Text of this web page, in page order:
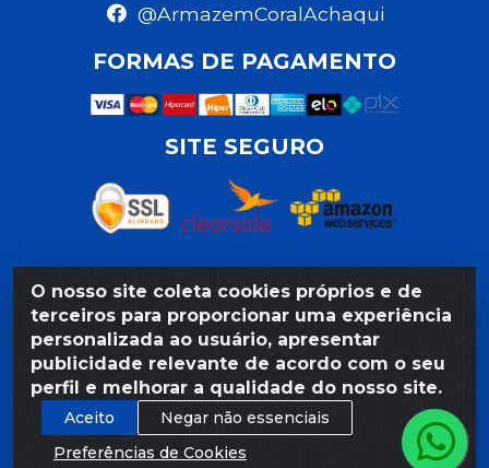
O nosso site coleta cookies próprios e de
terceiros para proporcionar uma experiência
personalizada ao usuário, apresentar
publicidade relevante de acordo com o seu
perfil e melhorar a qualidade do nosso site.
Aceito
Negar não essenciais
Preferências de Cookies
@ArmazemCoralAchaqui
FORMAS DE PAGAMENTO
SITE SEGURO
Razão Social: Armazém Coral LTDA - Rua da Praia,
103 - São José - Recife/PE - CEP 50020-550 -
CNPJ 11.623.188/0027-80